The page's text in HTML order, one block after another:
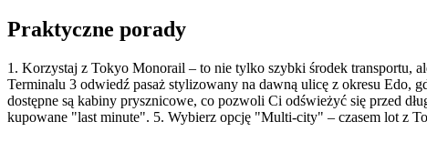
Praktyczne porady
1. Korzystaj z Tokyo Monorail – to nie tylko szybki środek transportu,
Terminalu 3 odwiedź pasaż stylizowany na dawną ulicę z okresu Edo,
dostępne są kabiny prysznicowe, co pozwoli Ci odświeżyć się przed
kupowane "last minute". 5. Wybierz opcję "Multi-city" – czasem lot z